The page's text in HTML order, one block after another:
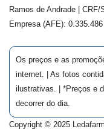
Ramos de Andrade
| CRF/
Empresa (AFE): 0.335.486
Os preços e as
internet. | As fotos
ilustrativas. | *Preços e
decorrer do dia.
Copyright © 2025